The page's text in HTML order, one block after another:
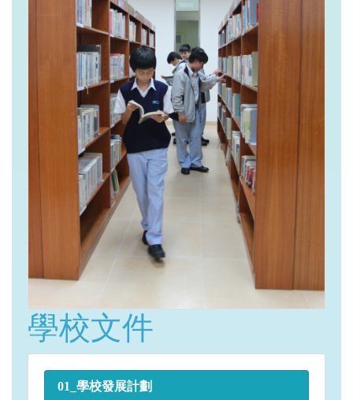
學校文件
01_學校發展計劃